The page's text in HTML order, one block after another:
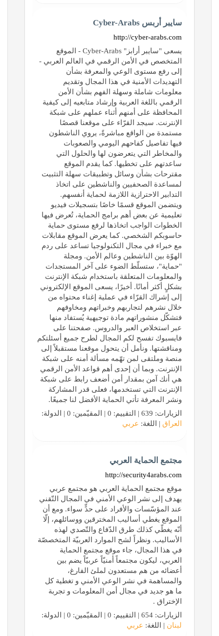
سايبر أربس Cyber-Arabs
http://cyber-arabs.com
يسعى "سايبر أرابز" Cyber-Arabs - الموقع
المتخصص في الأمن الرقمي في العالم العربي -
إلى رفع مستوى الوعي والمعرفة بشأن
التهديدات الأمنية في هذا المجال وتقديم
معلومات شاملة وسهلة الفهم بشأن الأمن
الرقمي باللغة العربية وإرشاد متابعيه إلى كيفية
المحافظة على أمنهم أثناء عملهم على شبكة
الإنترنت. سيجد القرّاء على موقعنا قصصًا
مستمدة من الواقع مباشرةً، يروي الناشطون
فيها تفاصيل كفاحهم اليومي والصعوبات
والمخاطر التي يتعرضون لها والحلول التي
ساعدتهم على تخطيها. كما يقدم الموقع
مقترحات بشأن وسائل وتطبيقات سهلة التثبيت
لمساعدة الصحفيين والناشطين على اتخاذ
التدابير الاحترازية اللازمة لحماية أنفسهم.
ويتضمن الموقع قسمًا خاصًا بتسجيلات فيديو
تعليمية عن بعض أهم برامج الحماية، تُعرض فيها
الخطوات الواجب اتخاذها لرفع مستوى حماية
حاسوبكم الشخصي. كما يعرض الموقع مقابلات
مع خبراء في مجال التكنولوجيا تساعد على ردم
الهوّة بين الناشطين وعالم الأمن. ومجلة
"حماية"، ستسلّط الضوء على آخر المستجدات
والمعلومات المتعلقة باستخدام شبكة الإنترنت
بشكلٍ أكثر أمانًا. أخيرًا، يسعى الموقع الإلكتروني
إلى إشراك القرّاء في عملية إغناء محتواه من
خلال نشرهم لتجاربهم وخبراتهم ومخاوفهم
فتشكّل منشوراتهم مادة توجيهية يُستفاد منها
عبر استخلاص العبر والدروس. صفحتنا على
فايسبوك تفسح لكم المجال لطرح جميع أسئلتكم
ومناقشتها. ونأمل أن يتحول موقعنا مستقبلاً إلى
منصة وملتقى لمن تهّمه مسألة أمنه على شبكة
الإنترنت. وبما أن إحدى أهم قواعد الأمن الرقمي
هي أنك آمن بمقدار أمن أضعف رابط على شبكة
الإنترنت التي تستخدمها، فعلى قدر المشاركة
ونشر المعرفة تأتي الحماية الأفضل لنا جميعًا.
الزيارات: 639 | التقييم: 0 | المقيّمين: 0 | الدولة:
العراق | اللغة: عربي
مجتمع الحماية العربي
http://security4arabs.com
موقع مجتمع الحماية العربي هو مجتمع عربي
يهدف إلى نشر الوعي الأمني في المجال التّقني
عند المؤسّسات والأفراد على حدٍّ سواء. ومع أن
الموقع يغطي أساليب المخترقين ووسائلهم، إلّا
أنّه يغطّي كذلك طرق الدّفاع والتّصدي لهذه
الأساليب. ونظراً لشح الموارد العربيّة المتخصصّة
في هذا المجال، جاء موقع مجتمع الحماية
العربي، ليكون مجتمعاً أمنيّاً عربيّاً يضم بين
أعضائه من هم مستعدون لملئ الفارغ،
والمساهمة في نشر الوعي الأمني و تغطية كل
ما هو جديد في مجال أمن المعلومات و تجربة
الإختراق .
الزيارات: 654 | التقييم: 0 | المقيّمين: 0 | الدولة:
لبنان | اللغة: عربي